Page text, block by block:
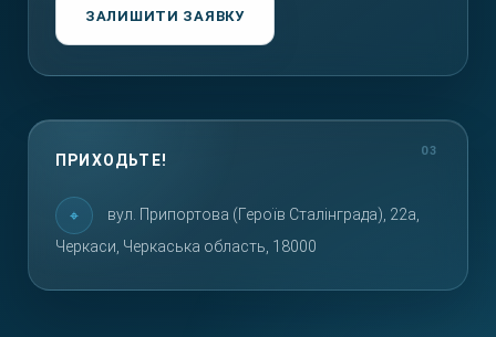
ЗАЛИШИТИ ЗАЯВКУ
ПРИХОДЬТЕ!
вул. Припортова (Героїв Сталінграда), 22а,
Черкаси, Черкаська область, 18000